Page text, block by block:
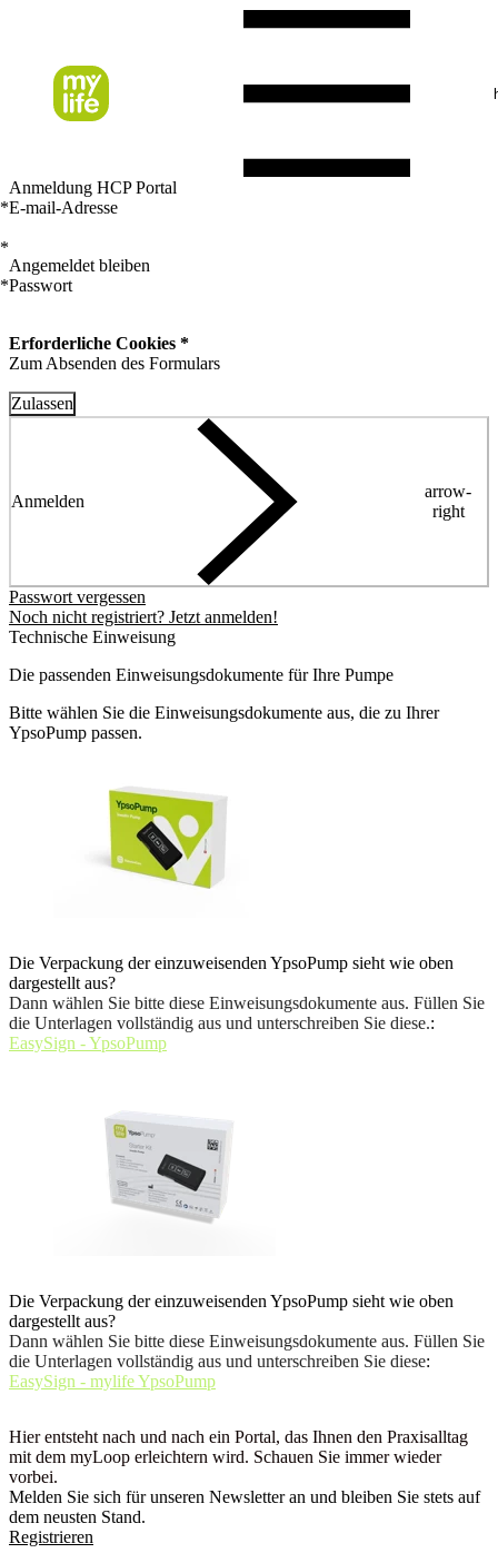
Anmeldung HCP Portal
*E-mail-Adresse
*
Angemeldet bleiben
*Passwort
Erforderliche Cookies *
Zum Absenden des Formulars
Zulassen
Anmelden
arrow-
right
Passwort vergessen
Noch nicht registriert? Jetzt anmelden!
Technische Einweisung
Die passenden Einweisungsdokumente für Ihre Pumpe
Bitte wählen Sie die Einweisungsdokumente aus, die zu Ihrer
YpsoPump passen.
Die Verpackung der einzuweisenden YpsoPump sieht wie oben
dargestellt aus?
Dann wählen Sie bitte diese Einweisungsdokumente aus. Füllen Sie
die Unterlagen vollständig aus und unterschreiben Sie diese.:
EasySign - YpsoPump
Die Verpackung der einzuweisenden YpsoPump sieht wie oben
dargestellt aus?
Dann wählen Sie bitte diese Einweisungsdokumente aus. Füllen Sie
die Unterlagen vollständig aus und unterschreiben Sie diese:
EasySign - mylife YpsoPump
Hier entsteht nach und nach ein Portal, das Ihnen den Praxisalltag
mit dem myLoop erleichtern wird. Schauen Sie immer wieder
vorbei.
Melden Sie sich für unseren Newsletter an und bleiben Sie stets auf
dem neusten Stand.
Registrieren